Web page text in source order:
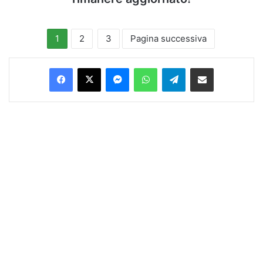
1 2 3 Pagina successiva
Facebook
X MessengerWhatsAppTelegramCondividi via Email